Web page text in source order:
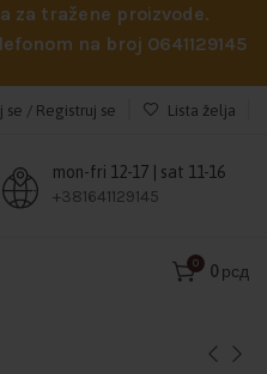
za tražene proizvode.
na broj 0641129145
se / Registruj se Lista želja
mon-fri 12-17 | sat 11-16
+381641129145
0 0 рсд